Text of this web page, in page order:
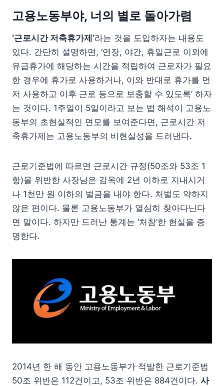
고용노동부야, 너의 별로 돌아가렴
‘근로시간 저축휴가제’라는 것을 도입하자는 내용도
있다. 간단히 설명하면, ‘연장, 야간, 휴일근로 이외에
유급휴가에 해당하는 시간을 적립하여 근로자가 필요
한 경우에 휴가로 사용하거나, 이와 반대로 휴가를 먼
저 사용하고 이후 근로 등으로 보충할 수 있도록’ 하자
는 것이다. 1주일이 5일이라고 보는 법 해석이 고용노
동부의 초현실적인 면모를 보여준다면, 근로시간 저
축휴가제는 고용노동부의 비현실성을 드러낸다.
근로기준법에 따르면 근로시간 규정(50조와 53조 1
항)을 위반한 사장님은 감옥에 2년 이하로 지내시거
나 1천만 원 이하의 벌금을 내야 한다. 처벌도 약하지
않은 편이다. 물론 고용노동부가 열심히 찾아다닌다
면 말이다. 하지만 드러난 통계는 ‘처참’한 현실을 증
명한다.
2014년 한 해 동안 고용노동부가 적발한 근로기준법
50조 위반은 112건이고, 53조 위반은 884건이다. 사